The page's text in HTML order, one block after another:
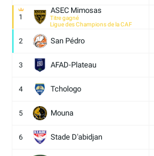
1
ASEC Mimosas
Titre gagné
Ligue des Champions de la CAF
2 San Pédro
3 AFAD-Plateau
4 Tchologo
5 Mouna
6 Stade D'abidjan